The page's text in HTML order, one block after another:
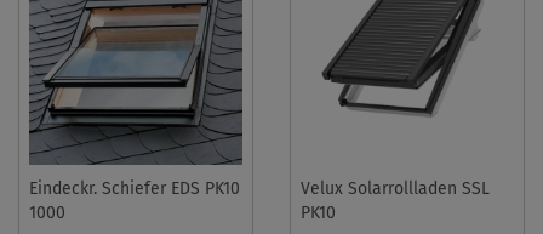
Eindeckr. Schiefer EDS PK10
1000
Velux Solarrollladen SSL
PK10